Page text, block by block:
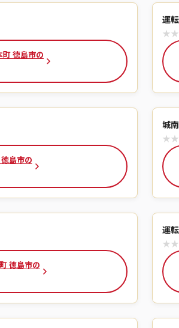
徳島市の
運
★★
島市の
城
★★
徳島市の
運
★★